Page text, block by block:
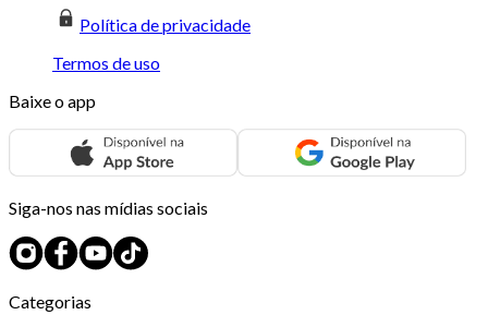
Política de privacidade
Termos de uso
Baixe o app
Siga-nos nas mídias sociais
Categorias